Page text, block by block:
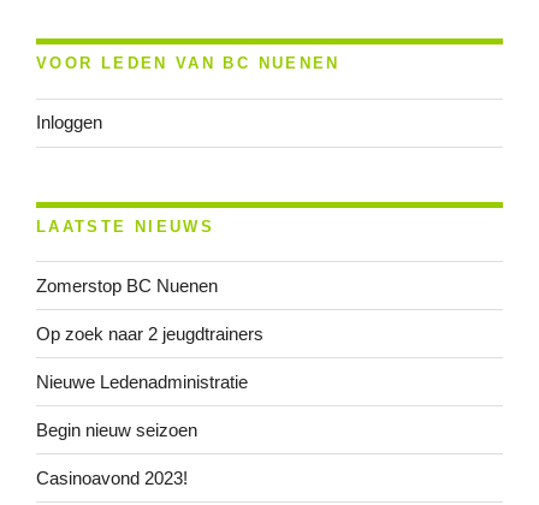
VOOR LEDEN VAN BC NUENEN
Inloggen
LAATSTE NIEUWS
Zomerstop BC Nuenen
Op zoek naar 2 jeugdtrainers
Nieuwe Ledenadministratie
Begin nieuw seizoen
Casinoavond 2023!